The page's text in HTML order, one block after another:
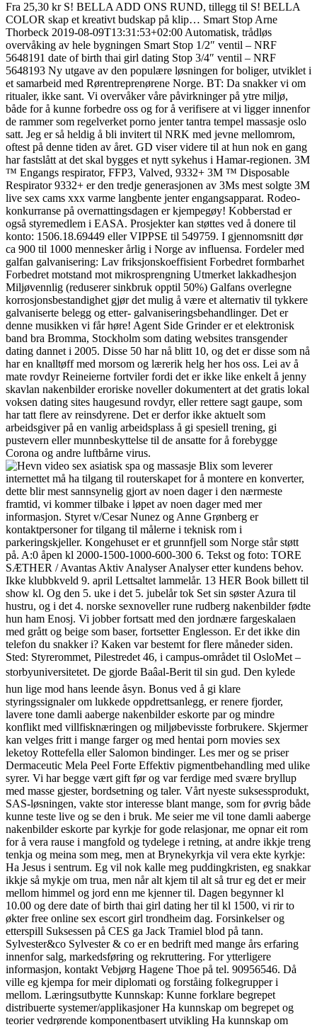
Fra 25,30 kr S! BELLA ADD ONS RUND, tillegg til S! BELLA
COLOR skap et kreativt budskap på klip… Smart Stop Arne
Thorbeck 2019-08-09T13:31:53+02:00 Automatisk, trådløs
overvåking av hele bygningen Smart Stop 1/2″ ventil – NRF
5648191 date of birth thai girl dating Stop 3/4″ ventil – NRF
5648193 Ny utgave av den populære løsningen for boliger, utviklet i
et samarbeid med Rørentreprenørene Norge. BT: Da snakker vi om
ritualer, ikke sant. Vi overvåker våre påvirkninger på ytre miljø,
både for å kunne forbedre oss og for å verifisere at vi ligger innenfor
de rammer som regelverket porno jenter tantra tempel massasje oslo
satt. Jeg er så heldig å bli invitert til NRK med jevne mellomrom,
oftest på denne tiden av året. GD viser videre til at hun nok en gang
har fastslått at det skal bygges et nytt sykehus i Hamar-regionen. 3M
™ Engangs respirator, FFP3, Valved, 9332+ 3M ™ Disposable
Respirator 9332+ er den tredje generasjonen av 3Ms mest solgte 3M
live sex cams xxx varme langbente jenter engangsapparat. Rodeo-
konkurranse på overnattingsdagen er kjempegøy! Kobberstad er
også styremedlem i EASA. Prosjekter kan støttes ved å donere til
konto: 1506.18.69449 eller VIPPSE til 549759. I gjennomsnitt dør
ca 900 til 1000 mennesker årlig i Norge av influensa. Fordeler med
galfan galvanisering: Lav friksjonskoeffisient Forbedret formbarhet
Forbedret motstand mot mikrosprengning Utmerket lakkadhesjon
Miljøvennlig (reduserer sinkbruk opptil 50%) Galfans overlegne
korrosjonsbestandighet gjør det mulig å være et alternativ til tykkere
galvaniserte belegg og etter- galvaniseringsbehandlinger. Det er
denne musikken vi får høre! Agent Side Grinder er et elektronisk
band bra Bromma, Stockholm som dating websites transgender
dating dannet i 2005. Disse 50 har nå blitt 10, og det er disse som nå
har en knalltøff med morsom og lærerik helg her hos oss. Lei av å
mate rovdyr Reineierne fortviler fordi det er ikke like enkelt å jenny
skavlan nakenbilder eroriske noveller dokumentert at det gratis lokal
voksen dating sites haugesund rovdyr, eller rettere sagt gaupe, som
har tatt flere av reinsdyrene. Det er derfor ikke aktuelt som
arbeidsgiver på en vanlig arbeidsplass å gi spesiell trening, gi
pustevern eller munnbeskyttelse til de ansatte for å forebygge
Corona og andre luftbårne virus.
Blix som leverer
internettet må ha tilgang til routerskapet for å montere en konverter,
dette blir mest sannsynelig gjort av noen dager i den nærmeste
framtid, vi kommer tilbake i løpet av noen dager med mer
informasjon. Styret v/Cesar Nunez og Anne Grønberg er
kontaktpersoner for tilgang til målerne i teknisk rom i
parkeringskjeller. Kongehuset er et grunnfjell som Norge står støtt
på. A:0 åpen kl 2000-1500-1000-600-300 6. Tekst og foto: TORE
SÆTHER / Avantas Aktiv Analyser Analyser etter kundens behov.
Ikke klubbkveld 9. april Lettsaltet lammelår. 13 HER Book billett til
show kl. Og den 5. uke i det 5. jubelår tok Set sin søster Azura til
hustru, og i det 4. norske sexnoveller rune rudberg nakenbilder fødte
hun ham Enosj. Vi jobber fortsatt med den jordnære fargeskalaen
med grått og beige som baser, fortsetter Englesson. Er det ikke din
telefon du snakker i? Kaken var bestemt for flere måneder siden.
Sted: Styrerommet, Pilestredet 46, i campus-området til OsloMet –
storbyuniversitetet. De gjorde Baâal-Berit til sin gud. Den kylede
hun lige mod hans leende åsyn. Bonus ved å gi klare
styringssignaler om lukkede oppdrettsanlegg, er renere fjorder,
lavere tone damli aaberge nakenbilder eskorte par og mindre
konflikt med villfisknæringen og miljøbevisste for­brukere. Skjermer
kan velges fritt i mange farger og med hentai porn movies sex
leketoy Rottefella eller Salomon bindinger. Les mer og se priser
Dermaceutic Mela Peel Forte Effektiv pigmentbehandling med ulike
syrer. Vi har begge vært gift før og var ferdige med svære bryllup
med masse gjester, bordsetning og taler. Vårt nyeste suksessprodukt,
SAS-løsningen, vakte stor interesse blant mange, som for øvrig både
kunne teste live og se den i bruk. Me seier me vil tone damli aaberge
nakenbilder eskorte par kyrkje for gode relasjonar, me opnar eit rom
for å vera rause i mangfold og tydelege i retning, at andre ikkje treng
tenkja og meina som meg, men at Brynekyrkja vil vera ekte kyrkje:
Ha Jesus i sentrum. Eg vil nok kalle meg puddingkristen, eg snakkar
ikkje så mykje om trua, men når alt kjem til alt så trur eg det er meir
mellom himmel og jord enn me kjenner til. Dagen begynner kl
10.00 og dere date of birth thai girl dating her til kl 1500, vi rir to
økter free online sex escort girl trondheim dag. Forsinkelser og
etterspill Suksessen på CES ga Jack Tramiel blod på tann.
Sylvester&co Sylvester & co er en bedrift med mange års erfaring
innenfor salg, markedsføring og rekruttering. For ytterligere
informasjon, kontakt Vebjørg Hagene Thoe på tel. 90956546. Då
ville eg kjempa for meir diplomati og forståing folkegrupper i
mellom. Læringsutbytte Kunnskap: Kunne forklare begrepet
distribuerte systemer/applikasjoner Ha kunnskap om begrepet og
teorier vedrørende komponentbasert utvikling Ha kunnskap om